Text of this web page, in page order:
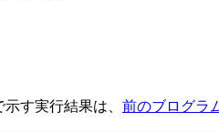
す実行結果は、 前のブログラ